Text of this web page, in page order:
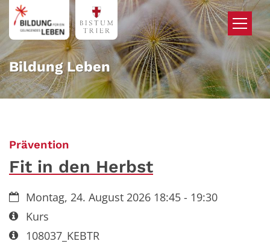
Zum Inhalt springen
Bildung Leben
Prävention
Fit in den Herbst
Datum:Montag, 24. August 2026 18:45 - 19:30
Art bzw. Nummer:
Kurs
Art bzw. Nummer:
108037_KEBTR